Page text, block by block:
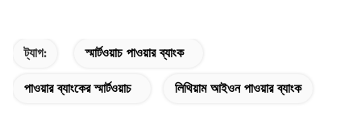
ট্যাগ: স্মার্টওয়াচ পাওয়ার ব্যাংক
পাওয়ার ব্যাংকের স্মার্টওয়াচ লিথিয়াম আইওন পাওয়ার ব্যাংক